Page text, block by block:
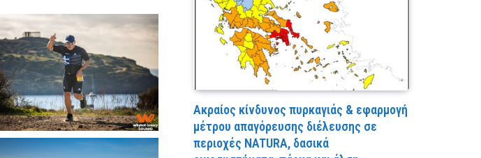
Ακραίος κίνδυνος πυρκαγιάς & εφαρμογή
μέτρου απαγόρευσης διέλευσης σε
περιοχές NATURA, δασικά